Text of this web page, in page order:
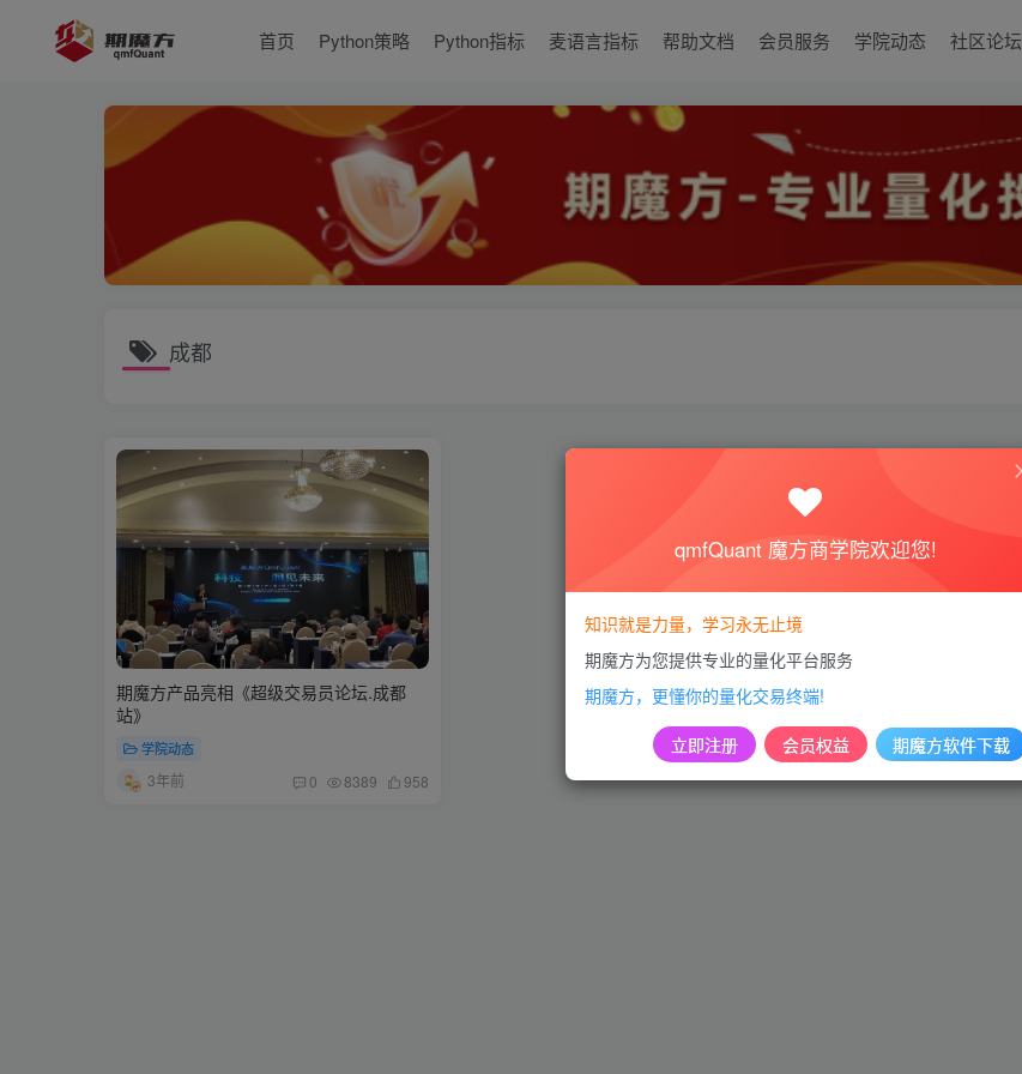
首页 Python策略 Python指标 麦语言指标 帮助文档 会员服务 学院动态 社区论坛
成都
期魔方产品亮相《超级交易员论坛.成都
站》
学院动态
3年前 0 8389 958
qmfQuant 魔方商学院欢迎您!
知识就是力量，学习永无止境
期魔方为您提供专业的量化平台服务
期魔方，更懂你的量化交易终端!
立即注册 会员权益 期魔方软件下载